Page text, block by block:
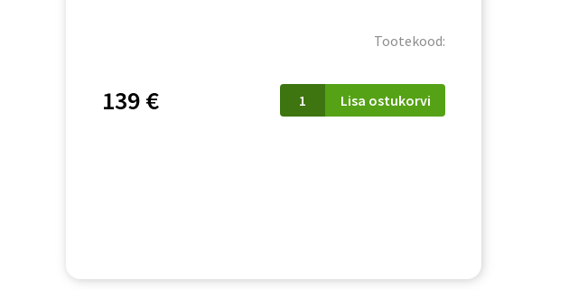
Tootekood:
139 €
WS
60/72
Lisa ostukorvi